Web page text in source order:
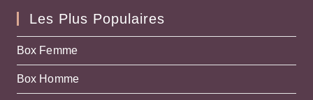
Les Plus Populaires
Box Femme
Box Homme